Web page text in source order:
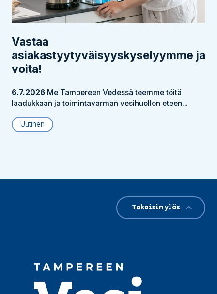
Vastaa
asiakastyytyväisyyskyselyymme ja
voita!
6.7.2026 Me Tampereen Vedessä teemme töitä
laadukkaan ja toimintavarman vesihuollon eteen...
Uutinen
Takaisin ylös